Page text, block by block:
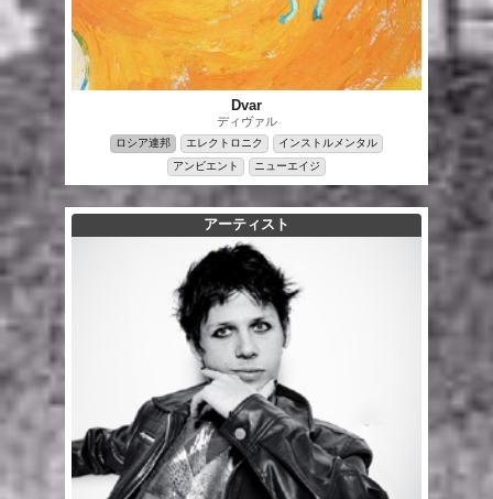
Dvar
ディヴァル
ロシア連邦 エレクトロニク
インストルメンタル
アンビエント
ニューエイジ
アーティスト